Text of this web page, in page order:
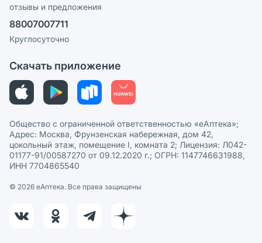
Ваши товары на ЕАПТЕКЕ
Политика конфиденциальности
Пользовательское соглашение
Политика рекомендаций
Этика и соответствие
Политика в отношении обработки персональных данных
отзывы и предложения
88007007711
Круглосуточно
Скачать приложение
Общество с ограниченной ответственностью «еАптека»;
Адрес: Москва, Фрунзенская набережная, дом 42,
цокольный этаж, помещение I, комната 2; Лицензия: Л042-
01177-91/00587270 от 09.12.2020 г.; ОГРН: 1147746631988,
ИНН 7704865540
© 2026 eАптека. Все права защищены